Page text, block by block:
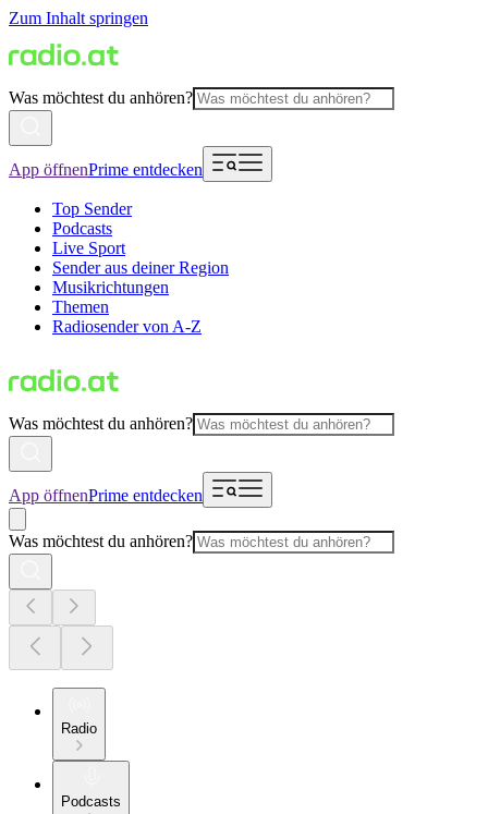
Zum Inhalt springen
Was möchtest du anhören?
App öffnenPrime entdecken
Top Sender
Podcasts
Live Sport
Sender aus deiner Region
Musikrichtungen
Themen
Radiosender von A-Z
Was möchtest du anhören?
App öffnenPrime entdecken
Was möchtest du anhören?
Radio
Podcasts